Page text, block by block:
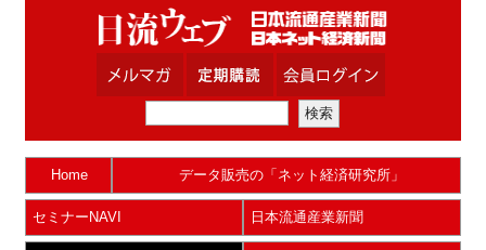
Home データ販売の「ネット経済研究所」
セミナーNAVI 日本流通産業新聞